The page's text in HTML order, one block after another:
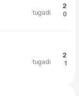
tugadi
2
0
tugadi
2
1